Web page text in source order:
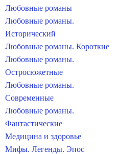
Любовные романы
Любовные романы.
Исторический
Любовные романы. Короткие
Любовные романы.
Остросюжетные
Любовные романы.
Современные
Любовные романы.
Фантастические
Медицина и здоровье
Мифы. Легенды. Эпос